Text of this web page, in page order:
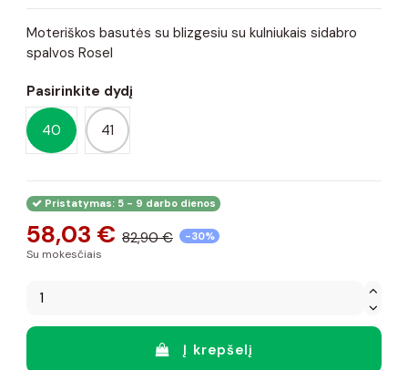
Moteriškos basutės su blizgesiu su kulniukais sidabro
spalvos Rosel
Pasirinkite dydį
40 41
Pristatymas: 5 - 9 darbo dienos
58,03 € 82,90 € -30%
Su mokesčiais
Į krepšelį